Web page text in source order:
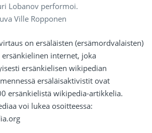
Lobanov performoi.
Ville Ropponen
on ersäläisten (ersämordvalaisten)
internet, joka
ersänkielisen wikipedian
ersäläisaktivistit ovat
ersänkielistä wikipedia-artikkelia.
voi lukea osoitteessa: